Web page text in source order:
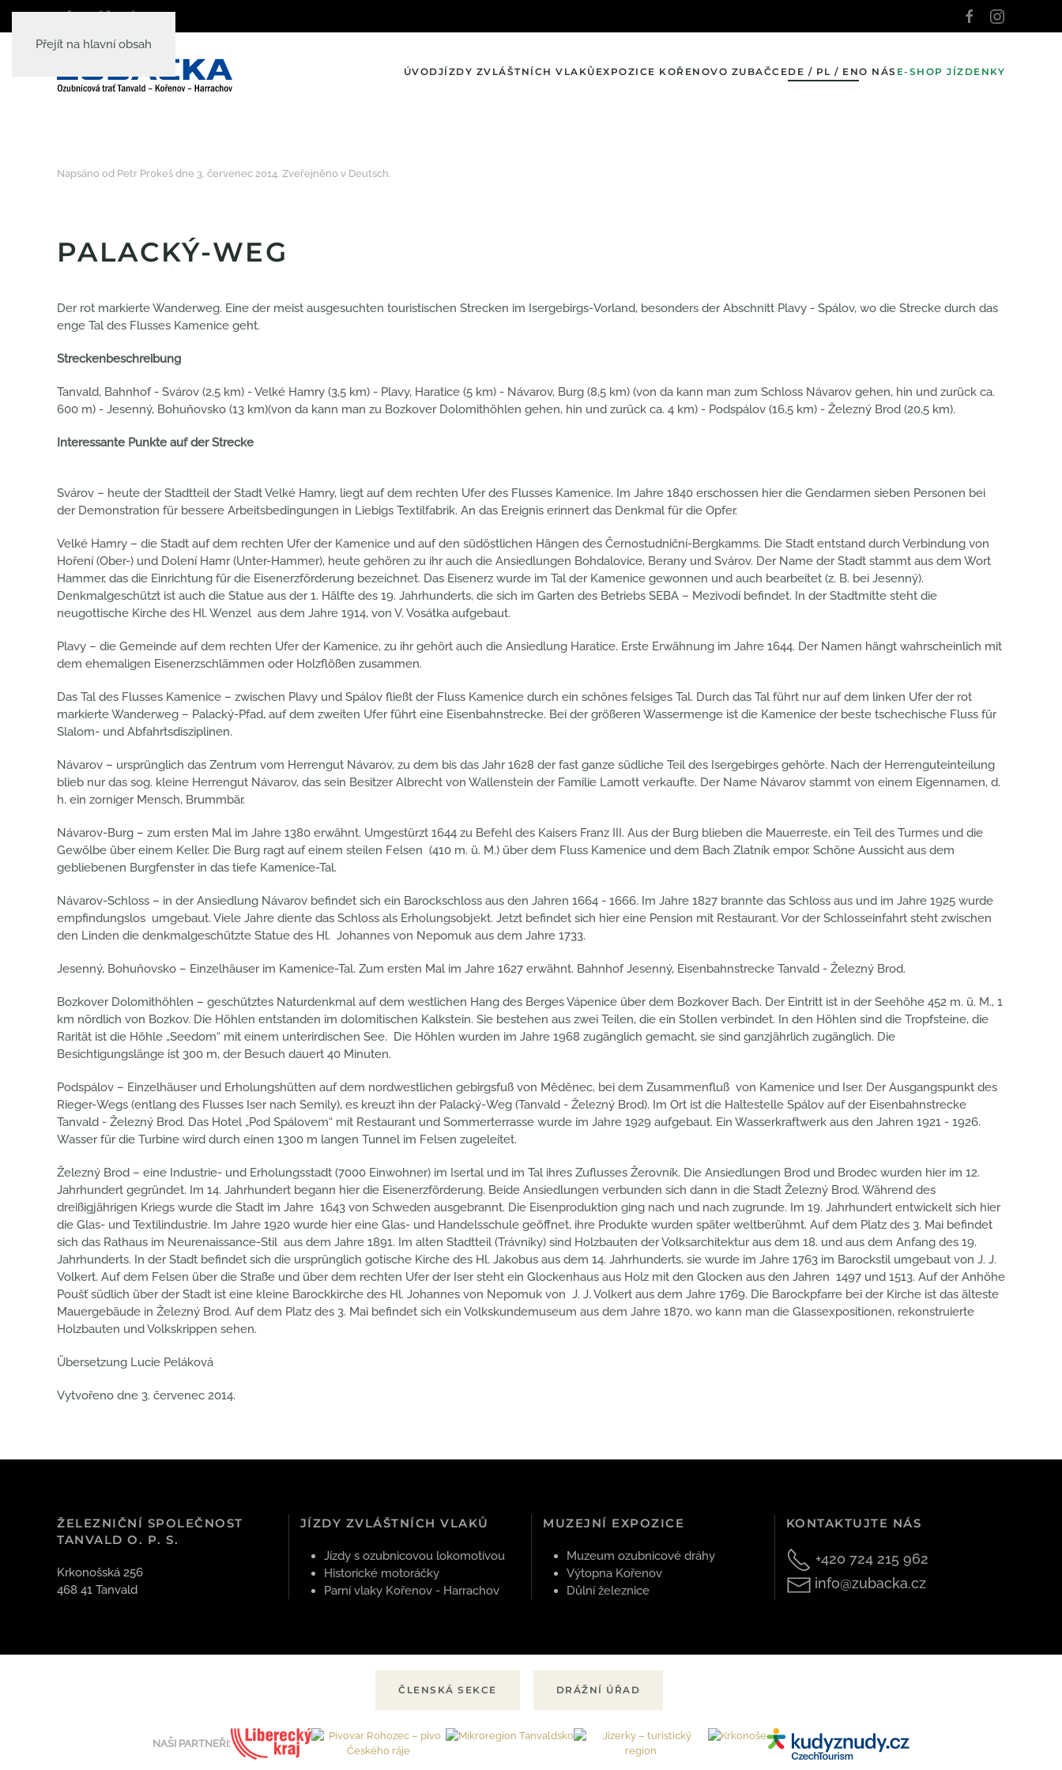
Přejít na hlavní obsah
PŘIHLÁŠENÍ
ÚVODJÍZDY ZVLÁŠTNÍCH VLAKŮ EXPOZICE KOŘENOVO ZUBAČCEDE / PL / ENO NÁS E-SHOP JÍZDENKY
Napsáno od Petr Prokeš dne 3. červenec 2014. Zveřejněno v Deutsch.
PALACKÝ-WEG
Der rot markierte Wanderweg. Eine der meist ausgesuchten touristischen Strecken im Isergebirgs-Vorland, besonders der Abschnitt Plavy - Spálov, wo die Strecke durch das
enge Tal des Flusses Kamenice geht.
Streckenbeschreibung
Tanvald, Bahnhof - Svárov (2,5 km) - Velké Hamry (3,5 km) - Plavy, Haratice (5 km) - Návarov, Burg (8,5 km) (von da kann man zum Schloss Návarov gehen, hin und zurück ca.
600 m) - Jesenný, Bohuňovsko (13 km)(von da kann man zu Bozkover Dolomithöhlen gehen, hin und zurück ca. 4 km) - Podspálov (16,5 km) - Železný Brod (20,5 km).
Interessante Punkte auf der Strecke
Svárov – heute der Stadtteil der Stadt Velké Hamry, liegt auf dem rechten Ufer des Flusses Kamenice. Im Jahre 1840 erschossen hier die Gendarmen sieben Personen bei
der Demonstration für bessere Arbeitsbedingungen in Liebigs Textilfabrik. An das Ereignis erinnert das Denkmal für die Opfer.
Velké Hamry – die Stadt auf dem rechten Ufer der Kamenice und auf den südöstlichen Hängen des Černostudniční-Bergkamms. Die Stadt entstand durch Verbindung von
Hoření (Ober-) und Dolení Hamr (Unter-Hammer), heute gehören zu ihr auch die Ansiedlungen Bohdalovice, Berany und Svárov. Der Name der Stadt stammt aus dem Wort
Hammer, das die Einrichtung für die Eisenerzförderung bezeichnet. Das Eisenerz wurde im Tal der Kamenice gewonnen und auch bearbeitet (z. B. bei Jesenný).
Denkmalgeschützt ist auch die Statue aus der 1. Hälfte des 19. Jahrhunderts, die sich im Garten des Betriebs SEBA – Mezivodí befindet. In der Stadtmitte steht die
neugottische Kirche des Hl. Wenzel aus dem Jahre 1914, von V. Vosátka aufgebaut.
Plavy – die Gemeinde auf dem rechten Ufer der Kamenice, zu ihr gehört auch die Ansiedlung Haratice. Erste Erwähnung im Jahre 1644. Der Namen hängt wahrscheinlich mit
dem ehemaligen Eisenerzschlämmen oder Holzflößen zusammen.
Das Tal des Flusses Kamenice – zwischen Plavy und Spálov fließt der Fluss Kamenice durch ein schönes felsiges Tal. Durch das Tal führt nur auf dem linken Ufer der rot
markierte Wanderweg – Palacký-Pfad, auf dem zweiten Ufer führt eine Eisenbahnstrecke. Bei der größeren Wassermenge ist die Kamenice der beste tschechische Fluss für
Slalom- und Abfahrtsdisziplinen.
Návarov – ursprünglich das Zentrum vom Herrengut Návarov, zu dem bis das Jahr 1628 der fast ganze südliche Teil des Isergebirges gehörte. Nach der Herrenguteinteilung
blieb nur das sog. kleine Herrengut Návarov, das sein Besitzer Albrecht von Wallenstein der Familie Lamott verkaufte. Der Name Návarov stammt von einem Eigennamen, d.
h. ein zorniger Mensch, Brummbär.
Návarov-Burg – zum ersten Mal im Jahre 1380 erwähnt. Umgestürzt 1644 zu Befehl des Kaisers Franz III. Aus der Burg blieben die Mauerreste, ein Teil des Turmes und die
Gewölbe über einem Keller. Die Burg ragt auf einem steilen Felsen (410 m. ü. M.) über dem Fluss Kamenice und dem Bach Zlatník empor. Schöne Aussicht aus dem
gebliebenen Burgfenster in das tiefe Kamenice-Tal.
Návarov-Schloss – in der Ansiedlung Návarov befindet sich ein Barockschloss aus den Jahren 1664 - 1666. Im Jahre 1827 brannte das Schloss aus und im Jahre 1925 wurde
empfindungslos umgebaut. Viele Jahre diente das Schloss als Erholungsobjekt. Jetzt befindet sich hier eine Pension mit Restaurant. Vor der Schlosseinfahrt steht zwischen
den Linden die denkmalgeschützte Statue des Hl. Johannes von Nepomuk aus dem Jahre 1733.
Jesenný, Bohuňovsko – Einzelhäuser im Kamenice-Tal. Zum ersten Mal im Jahre 1627 erwähnt. Bahnhof Jesenný, Eisenbahnstrecke Tanvald - Železný Brod.
Bozkover Dolomithöhlen – geschütztes Naturdenkmal auf dem westlichen Hang des Berges Vápenice über dem Bozkover Bach. Der Eintritt ist in der Seehöhe 452 m. ü. M., 1
km nördlich von Bozkov. Die Höhlen entstanden im dolomitischen Kalkstein. Sie bestehen aus zwei Teilen, die ein Stollen verbindet. In den Höhlen sind die Tropfsteine, die
Rarität ist die Höhle „Seedom“ mit einem unterirdischen See. Die Höhlen wurden im Jahre 1968 zugänglich gemacht, sie sind ganzjährlich zugänglich. Die
Besichtigungslänge ist 300 m, der Besuch dauert 40 Minuten.
Podspálov – Einzelhäuser und Erholungshütten auf dem nordwestlichen gebirgsfuß von Měděnec, bei dem Zusammenfluß von Kamenice und Iser. Der Ausgangspunkt des
Rieger-Wegs (entlang des Flusses Iser nach Semily), es kreuzt ihn der Palacký-Weg (Tanvald - Železný Brod). Im Ort ist die Haltestelle Spálov auf der Eisenbahnstrecke
Tanvald - Železný Brod. Das Hotel „Pod Spálovem“ mit Restaurant und Sommerterrasse wurde im Jahre 1929 aufgebaut. Ein Wasserkraftwerk aus den Jahren 1921 - 1926.
Wasser für die Turbine wird durch einen 1300 m langen Tunnel im Felsen zugeleitet.
Železný Brod – eine Industrie- und Erholungsstadt (7000 Einwohner) im Isertal und im Tal ihres Zuflusses Žerovník. Die Ansiedlungen Brod und Brodec wurden hier im 12.
Jahrhundert gegründet. Im 14. Jahrhundert begann hier die Eisenerzförderung. Beide Ansiedlungen verbunden sich dann in die Stadt Železný Brod. Während des
dreißigjährigen Kriegs wurde die Stadt im Jahre 1643 von Schweden ausgebrannt. Die Eisenproduktion ging nach und nach zugrunde. Im 19. Jahrhundert entwickelt sich hier
die Glas- und Textilindustrie. Im Jahre 1920 wurde hier eine Glas- und Handelsschule geöffnet, ihre Produkte wurden später weltberühmt. Auf dem Platz des 3. Mai befindet
sich das Rathaus im Neurenaissance-Stil aus dem Jahre 1891. Im alten Stadtteil (Trávníky) sind Holzbauten der Volksarchitektur aus dem 18. und aus dem Anfang des 19.
Jahrhunderts. In der Stadt befindet sich die ursprünglich gotische Kirche des Hl. Jakobus aus dem 14. Jahrhunderts, sie wurde im Jahre 1763 im Barockstil umgebaut von J. J.
Volkert. Auf dem Felsen über die Straße und über dem rechten Ufer der Iser steht ein Glockenhaus aus Holz mit den Glocken aus den Jahren 1497 und 1513. Auf der Anhöhe
Poušť südlich über der Stadt ist eine kleine Barockkirche des Hl. Johannes von Nepomuk von J. J. Volkert aus dem Jahre 1769. Die Barockpfarre bei der Kirche ist das älteste
Mauergebäude in Železný Brod. Auf dem Platz des 3. Mai befindet sich ein Volkskundemuseum aus dem Jahre 1870, wo kann man die Glassexpositionen, rekonstruierte
Holzbauten und Volkskrippen sehen.
Übersetzung Lucie Peláková
Vytvořeno dne 3. červenec 2014.
ŽELEZNIČNÍ SPOLEČNOST
TANVALD O. P. S.
Krkonošská 256
468 41 Tanvald
JÍZDY ZVLÁŠTNÍCH VLAKŮ
Jízdy s ozubnicovou lokomotivou
Historické motoráčky
Parní vlaky Kořenov - Harrachov
MUZEJNÍ EXPOZICE
Muzeum ozubnicové dráhy
Výtopna Kořenov
Důlní železnice
KONTAKTUJTE NÁS
+420 724 215 962
info@zubacka.cz
ČLENSKÁ SEKCE DRÁŽNÍ ÚŘAD
NAŠI PARTNEŘI: